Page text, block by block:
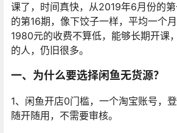
课了，时间真快，从2019年6月份的
的第16期，像下饺子一样，平均一个月
1980元的收费不算低，能够长期开课
的人，仍旧很多。
一、为什么要选择闲鱼无货源？
1、闲鱼开店0门槛，一个淘宝账号，登
随开随用，不需要审核。